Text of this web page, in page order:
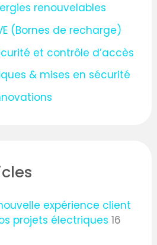
renouvelables
(Bornes de recharge)
et contrôle d’accès
& mises en sécurité
expérience client
projets électriques 16